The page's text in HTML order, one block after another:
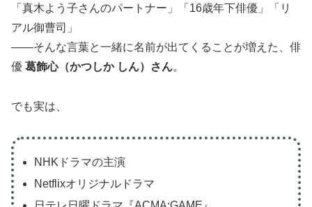
「真木よう子さんのパートナー」「16歳年下俳優」「リ
アル御曹司」
――そんな言葉と一緒に名前が出てくることが増えた、俳
優 葛飾心（かつしか しん）さん。
でも実は、
NHKドラマの主演
Netflixオリジナルドラマ